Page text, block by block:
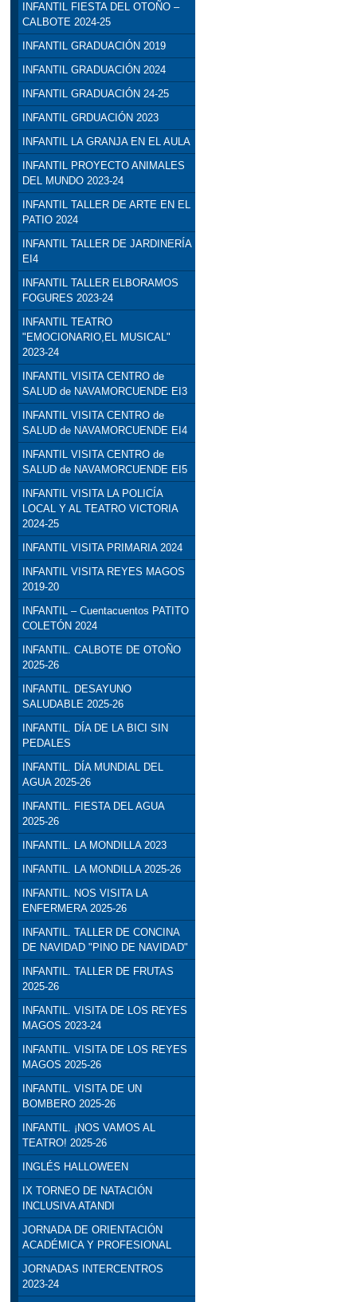
INFANTIL FIESTA DEL OTOÑO –
CALBOTE 2024-25
INFANTIL GRADUACIÓN 2019
INFANTIL GRADUACIÓN 2024
INFANTIL GRADUACIÓN 24-25
INFANTIL GRDUACIÓN 2023
INFANTIL LA GRANJA EN EL AULA
INFANTIL PROYECTO ANIMALES
DEL MUNDO 2023-24
INFANTIL TALLER DE ARTE EN EL
PATIO 2024
INFANTIL TALLER DE JARDINERÍA
EI4
INFANTIL TALLER ELBORAMOS
FOGURES 2023-24
INFANTIL TEATRO
"EMOCIONARIO,EL MUSICAL"
2023-24
INFANTIL VISITA CENTRO de
SALUD de NAVAMORCUENDE EI3
INFANTIL VISITA CENTRO de
SALUD de NAVAMORCUENDE EI4
INFANTIL VISITA CENTRO de
SALUD de NAVAMORCUENDE EI5
INFANTIL VISITA LA POLICÍA
LOCAL Y AL TEATRO VICTORIA
2024-25
INFANTIL VISITA PRIMARIA 2024
INFANTIL VISITA REYES MAGOS
2019-20
INFANTIL – Cuentacuentos PATITO
COLETÓN 2024
INFANTIL. CALBOTE DE OTOÑO
2025-26
INFANTIL. DESAYUNO
SALUDABLE 2025-26
INFANTIL. DÍA DE LA BICI SIN
PEDALES
INFANTIL. DÍA MUNDIAL DEL
AGUA 2025-26
INFANTIL. FIESTA DEL AGUA
2025-26
INFANTIL. LA MONDILLA 2023
INFANTIL. LA MONDILLA 2025-26
INFANTIL. NOS VISITA LA
ENFERMERA 2025-26
INFANTIL. TALLER DE CONCINA
DE NAVIDAD "PINO DE NAVIDAD"
INFANTIL. TALLER DE FRUTAS
2025-26
INFANTIL. VISITA DE LOS REYES
MAGOS 2023-24
INFANTIL. VISITA DE LOS REYES
MAGOS 2025-26
INFANTIL. VISITA DE UN
BOMBERO 2025-26
INFANTIL. ¡NOS VAMOS AL
TEATRO! 2025-26
INGLÉS HALLOWEEN
IX TORNEO DE NATACIÓN
INCLUSIVA ATANDI
JORNADA DE ORIENTACIÓN
ACADÉMICA Y PROFESIONAL
JORNADAS INTERCENTROS
2023-24